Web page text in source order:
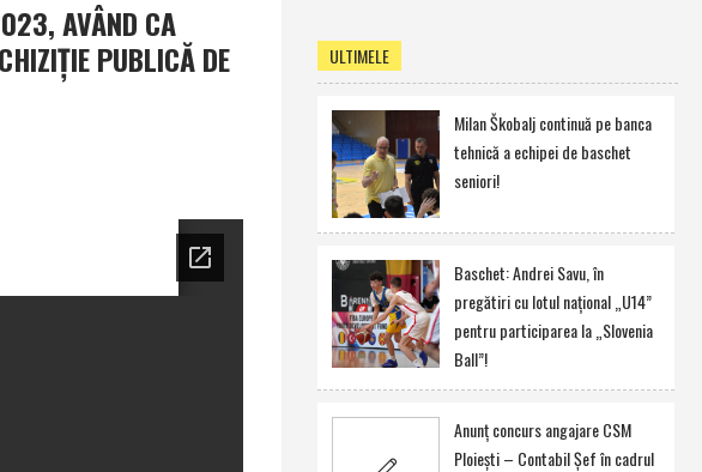
AVÂND CA
PUBLICĂ DE
ULTIMELE
Milan Škobalj continuă pe banca
tehnică a echipei de baschet
seniori!
Baschet: Andrei Savu, în
pregătiri cu lotul naţional „U14”
pentru participarea la „Slovenia
Ball”!
Anunţ concurs angajare CSM
Ploieşti – Contabil Şef în cadrul